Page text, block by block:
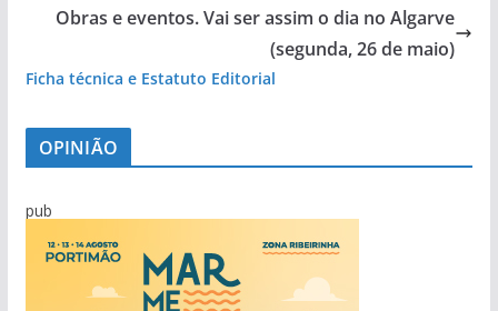
Obras e eventos. Vai ser assim o dia no Algarve
(segunda, 26 de maio)
Ficha técnica e Estatuto Editorial
OPINIÃO
pub